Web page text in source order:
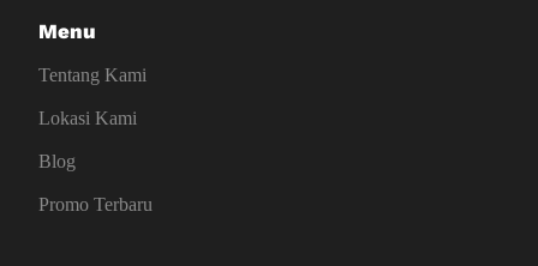
Menu
Tentang Kami
Lokasi Kami
Blog
Promo Terbaru